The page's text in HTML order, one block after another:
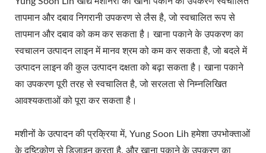
निर्माता, टोफू मशीन निर्माता, टोफू
मशीन की कीमत, टोफू मशीनरी,
टोफू मशीनरी और उपकरण, टोफू
मेकर, टोफू मेकर मशीन, टोफू
बनाने, टोफू बनाने का उपकरण,
टोफू बनाने की मशीन, टोफू
तापमान और दबाव निगरानी उपकरण से लैस है, जो स्वचालित रूप से
तापमान और दबाव को कम कर सकता है। खाना पकाने के उपकरण का
स्वचालन उत्पादन लाइन में मानव श्रम को कम कर सकता है, जो बदले में
उत्पादन लाइन की कुल उत्पादन दक्षता को बढ़ा सकता है। खाना पकाने
का उपकरण पूरी तरह से स्वचालित है, जो सरलता से निम्नलिखित
आवश्यकताओं को पूरा कर सकता है।
मशीनों के उत्पादन की प्रक्रिया में, Yung Soon Lih हमेशा उपभोक्ताओं
के दृष्टिकोण से डिज़ाइन करता है, और खाना पकाने के उपकरण का